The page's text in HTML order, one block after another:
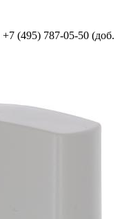
+7 (495) 787-05-50 (доб.